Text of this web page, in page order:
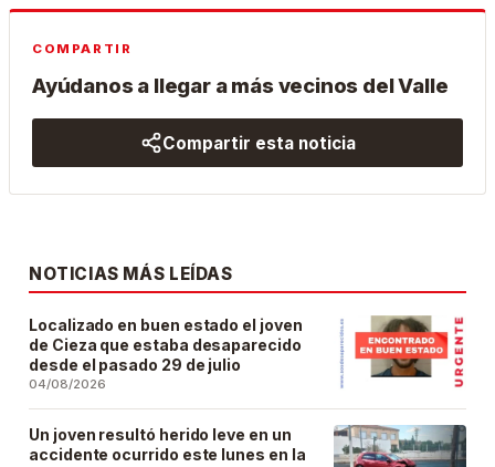
COMPARTIR
Ayúdanos a llegar a más vecinos del Valle
Compartir esta noticia
NOTICIAS MÁS LEÍDAS
Localizado en buen estado el joven
de Cieza que estaba desaparecido
desde el pasado 29 de julio
04/08/2026
Un joven resultó herido leve en un
accidente ocurrido este lunes en la